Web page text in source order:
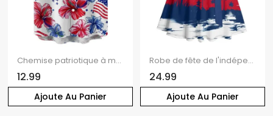
Ajoute Au Panier
Chemise patriotique à manches courtes et boutons pour homme, motif drapeau américain, motif fleur et étoile, pour le jour de l'indépendance
12.99
Ajoute Au Panier
Robe de fête de l'indépendance à motif rayé étoilé et cocotier, buste froncé, ceinture, col en cœur, éléments du drapeau américain, robe trapèze mini patriotique
24.99